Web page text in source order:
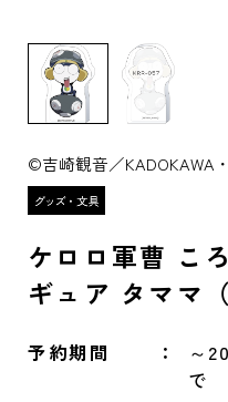
©吉崎観音／KADOKAWA
ケロロ軍曹 こ
ギュア タママ（
予約期間
～
で